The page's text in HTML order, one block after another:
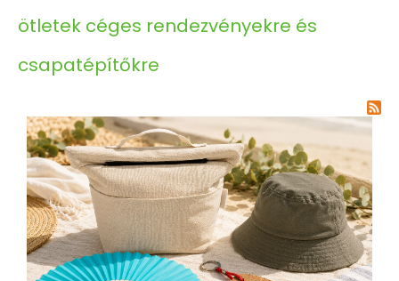
ötletek céges rendezvényekre és
csapatépítőkre